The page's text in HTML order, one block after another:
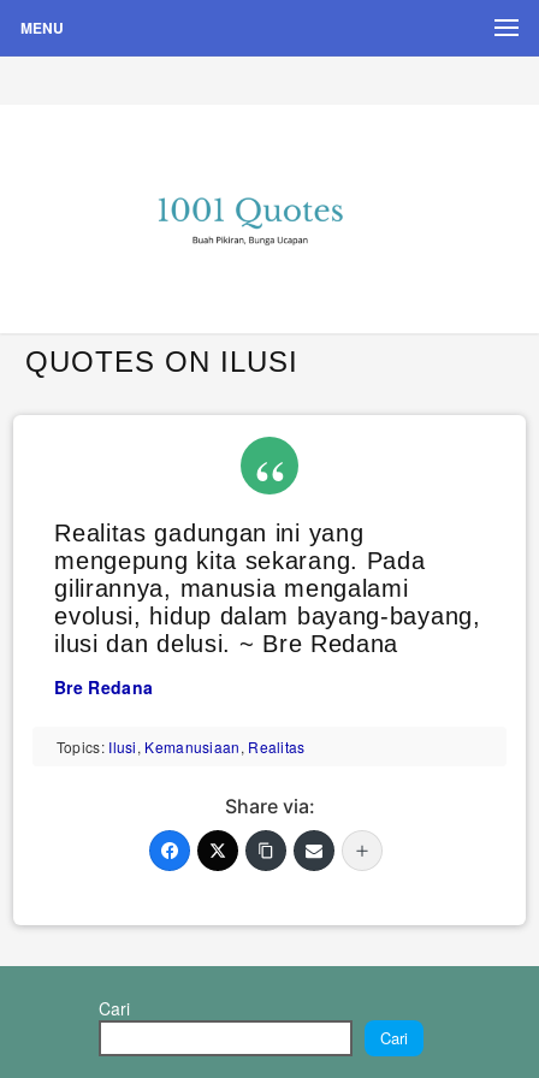
MENU
Quote Hari Puisi
QUOTES ON ILUSI
Realitas gadungan ini yang
mengepung kita sekarang. Pada
gilirannya, manusia mengalami
evolusi, hidup dalam bayang-bayang,
ilusi dan delusi. ~ Bre Redana
Bre Redana
Topics: Ilusi, Kemanusiaan, Realitas
Share via:
Cari
Cari